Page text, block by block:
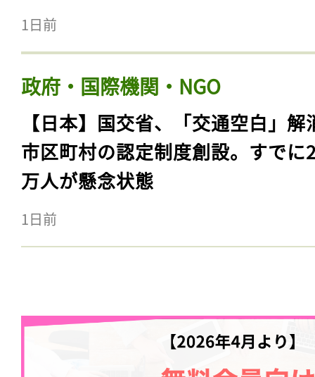
1日前
政府・国際機関・NGO
【日本】国交省、「交通空白」解
市区町村の認定制度創設。すでに
万人が懸念状態
1日前